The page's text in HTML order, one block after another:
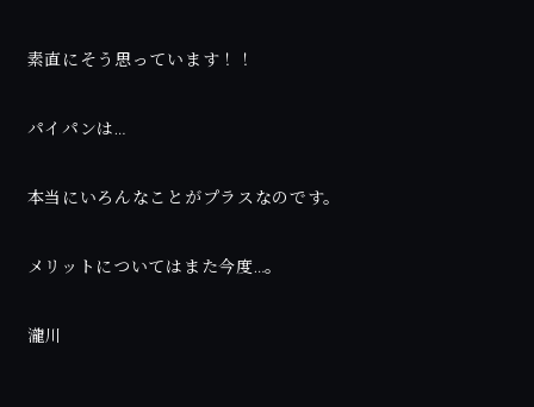
素直にそう思っています！！
パイパンは…
本当にいろんなことがプラスなのです。
メリットについてはまた今度…。
瀧川